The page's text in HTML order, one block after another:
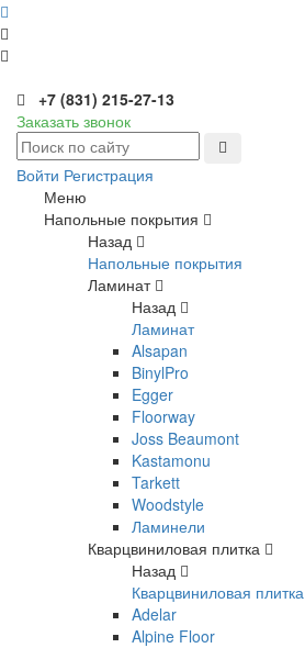
+7 (831) 215-27-13
Заказать звонок
Войти Регистрация
Меню
Напольные покрытия
Назад
Напольные покрытия
Ламинат
Назад
Ламинат
Alsapan
BinylPro
Egger
Floorway
Joss Beaumont
Kastamonu
Tarkett
Woodstyle
Ламинели
Кварцвиниловая плитка
Назад
Кварцвиниловая плитка
Adelar
Alpine Floor